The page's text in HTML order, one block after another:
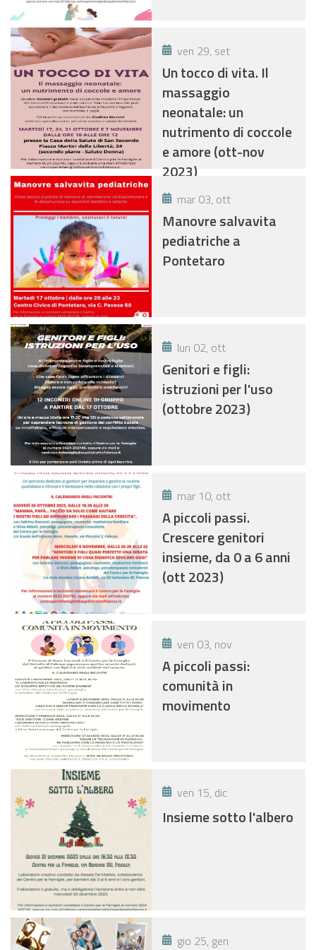
ven 29, set
Un tocco di vita. Il
massaggio
neonatale: un
nutrimento di coccole
e amore (ott-nov
2023)
mar 03, ott
Manovre salvavita
pediatriche a
Pontetaro
lun 02, ott
Genitori e figli:
istruzioni per l'uso
(ottobre 2023)
mar 10, ott
A piccoli passi.
Crescere genitori
insieme, da 0 a 6 anni
(ott 2023)
ven 03, nov
A piccoli passi:
comunità in
movimento
ven 15, dic
Insieme sotto l'albero
gio 25, gen